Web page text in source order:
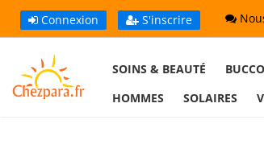
Connexion S'inscrire
SOINS & BEAUTÉ
HOMMES
SOLAIRES